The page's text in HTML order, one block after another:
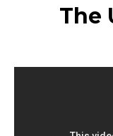
The